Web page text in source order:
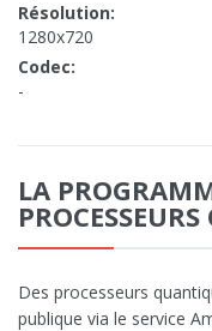
Résolution:
1280x720
Codec:
-
LA
Des processeurs
publique via le service